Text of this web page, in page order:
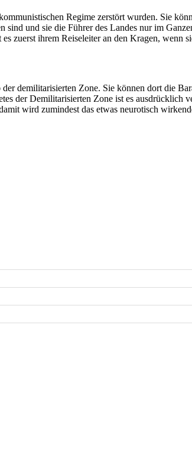
Regime zerstört wurden. Sie
sind und sie die Führer des Landes nur im
zuerst ihrem Reiseleiter an den Kragen, wenn
der demilitarisierten Zone. Sie können dort die
der Demilitarisierten Zone ist es
wird zumindest das etwas neurotisch